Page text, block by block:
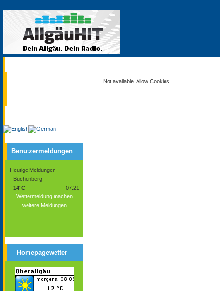
Benutzermeldungen
Heutige Meldungen
Buchenberg
14°C
07:21
Wettermeldung machen
weitere Meldungen
Homepagewetter
Not available. Allow Cookies.